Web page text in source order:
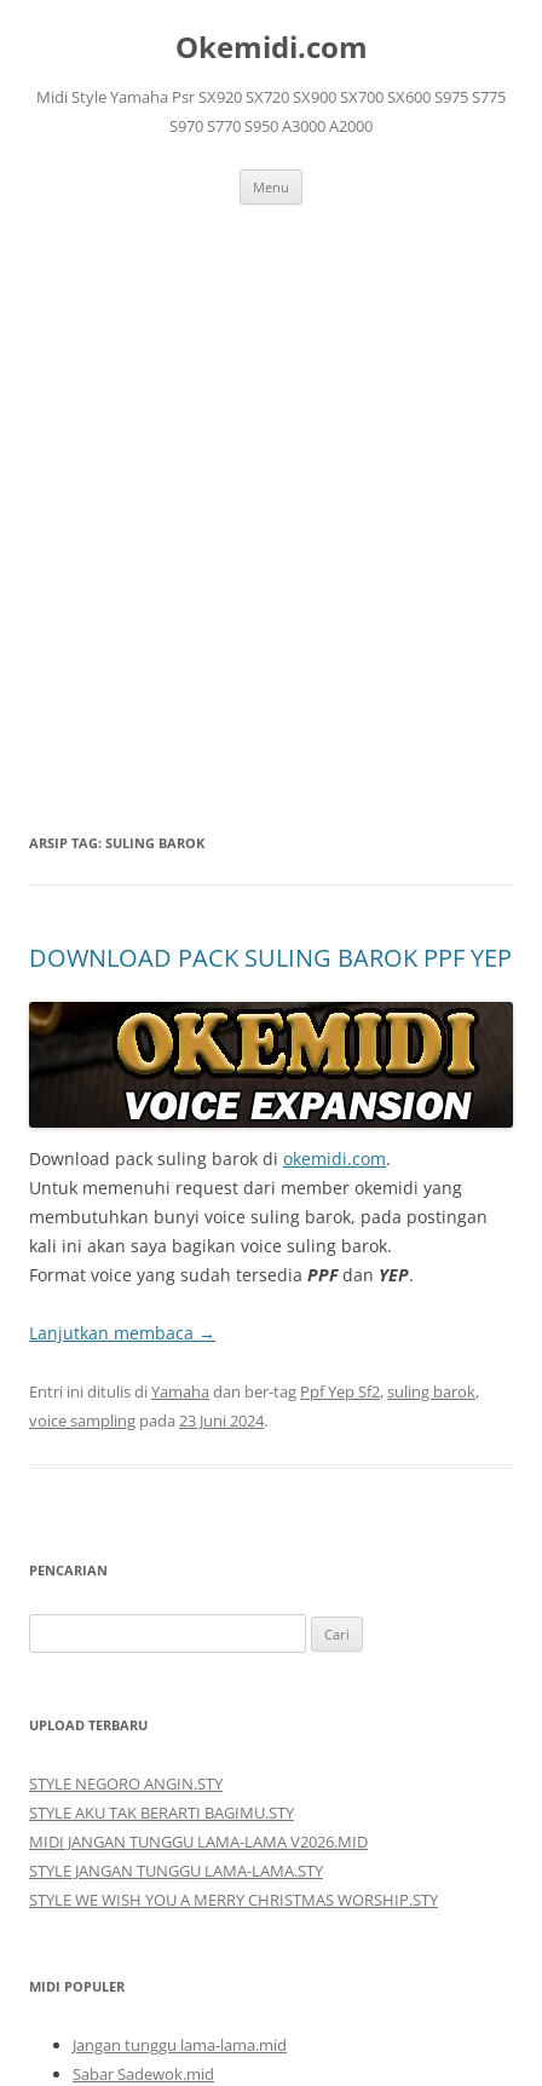
Okemidi.com
Midi Style Yamaha Psr SX920 SX720 SX900 SX700 SX600 S975 S775
S970 S770 S950 A3000 A2000
Menu
ARSIP TAG: SULING BAROK
DOWNLOAD PACK SULING BAROK PPF YEP
Download pack suling barok di okemidi.com.
Untuk memenuhi request dari member okemidi yang
membutuhkan bunyi voice suling barok, pada postingan
kali ini akan saya bagikan voice suling barok.
Format voice yang sudah tersedia PPFdan YEP.
Lanjutkan membaca →
Entri ini ditulis diYamaha dan ber-tag Ppf Yep Sf2,suling barok,
voice sampling pada 23 Juni 2024.
PENCARIAN
untuk:
UPLOAD TERBARU
STYLE NEGORO ANGIN.STY
STYLE AKU TAK BERARTI BAGIMU.STY
MIDI JANGAN TUNGGU LAMA-LAMA V2026.MID
STYLE JANGAN TUNGGU LAMA-LAMA.STY
STYLE WE WISH YOU A MERRY CHRISTMAS WORSHIP.STY
MIDI POPULER
Jangan tunggu lama-lama.mid
Sabar Sadewok.mid